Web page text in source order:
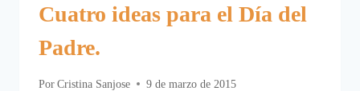
Cuatro ideas para el Día del
Padre.
Por Cristina Sanjose 9 de marzo de 2015